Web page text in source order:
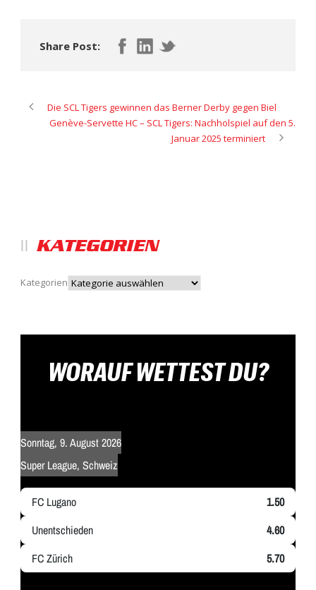
Share Post:
Die SCL Tigers gewinnen das Berner Derby gegen Biel
Genève-Servette HC – SCL Tigers: Nachholspiel auf den 5.
Januar 2025 terminiert
KATEGORIEN
Kategorien